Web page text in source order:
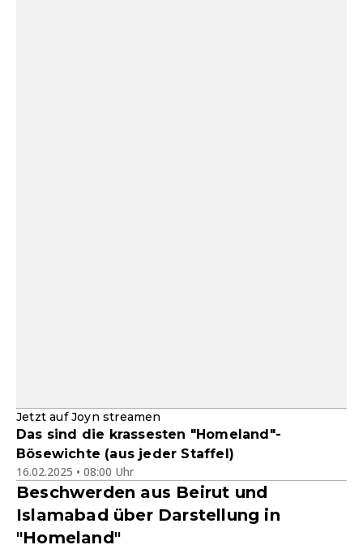
Jetzt auf Joyn streamen
Das sind die krassesten "Homeland"-
Bösewichte (aus jeder Staffel)
16.02.2025 • 08:00 Uhr
Beschwerden aus Beirut und
Islamabad über Darstellung in
"Homeland"